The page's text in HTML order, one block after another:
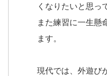
くなりたいと思っ
また練習に一生懸
ます。
現代では、外遊び